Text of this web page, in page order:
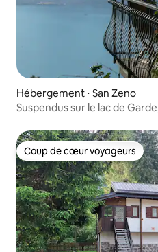
Hébergement ⋅ San Zeno
Suspendus sur le lac de
Coup de cœur voyageurs
Coup de cœur voyageurs